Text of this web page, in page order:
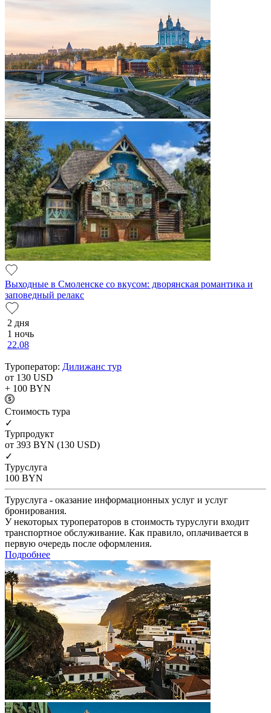
Выходные в Смоленске со вкусом: дворянская романтика и
заповедный релакс
2 дня
1 ночь
22.08
Туроператор: Дилижанс тур
от 130 USD
+ 100 BYN
Cтоимость тура
✓
Турпродукт
от 393 BYN (130 USD)
✓
Туруслуга
100 BYN
Туруслуга - оказание информационных услуг и услуг
бронирования.
У некоторых туроператоров в стоимость туруслуги входит
транспортное обслуживание. Как правило, оплачивается в
первую очередь после оформления.
Подробнее